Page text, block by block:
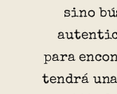
sino
para
tendrá